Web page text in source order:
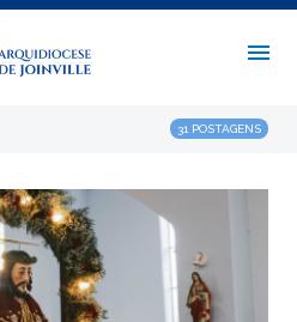
31 POSTAGENS